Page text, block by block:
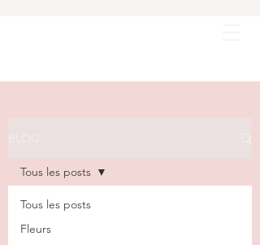
Tous les posts
Fleurs
Tous les posts